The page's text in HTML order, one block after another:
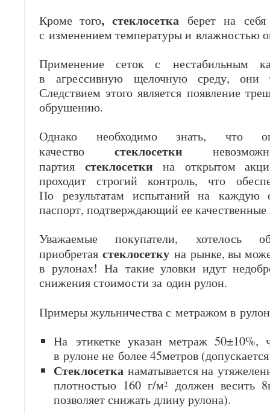
Кроме того, стеклосеткаберет на себя
с изменением температуры и влажностью
Применение сеток с нестабильным
в агрессивную щелочную среду, они
Следствием этого является появление
обрушению.
Однако необходимо знать, что
качествостеклосетки
партия стеклосеткина открытом
проходит строгий контроль, что
По результатам испытаний на каждую
паспорт, подтверждающий ее качественные
Уважаемые покупатели,
приобретаястеклосетку на рынке, вы
в рулонах! На такие уловки идут
снижения стоимости за один рулон.
Примеры жульничества с метражом в
На этикетке указан метраж 50±10%,
в рулоне не более 45метров
Стеклосетка наматывается на
плотностью 160 г/м2
должен весить
позволяет снижать длину рулона).